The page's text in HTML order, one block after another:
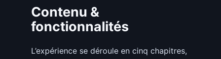
Contenu &
fonctionnalités
L’expérience se déroule en cinq chapitres,